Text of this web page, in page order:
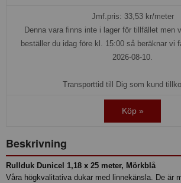
Jmf.pris: 33,53kr/meter
Denna vara finns inte i lager för tillfället men
beställer du idag före kl. 15:00 så beräknar vi
2026-08-10.
Transporttid till Dig som kund
Köp »
Beskrivning
Rullduk Dunicel 1,18 x 25 meter, Mörkblå
Våra högkvalitativa dukar med linnekänsla. De är